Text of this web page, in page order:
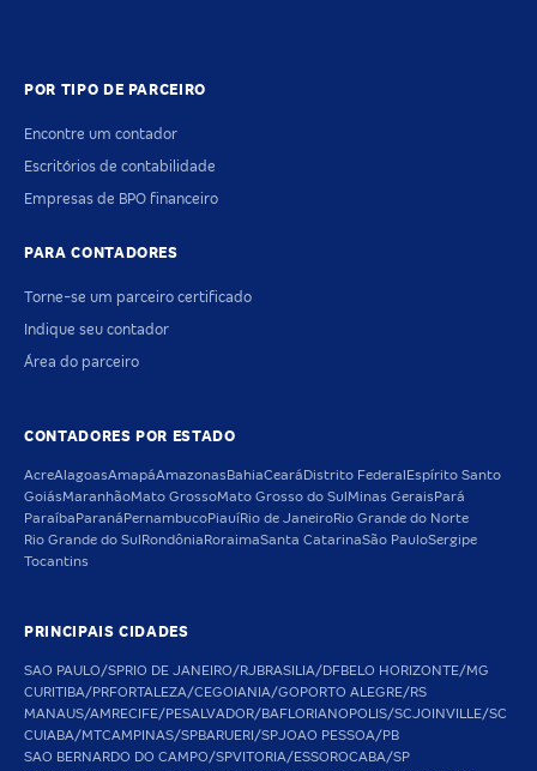
POR TIPO DE PARCEIRO
Encontre um contador
Escritórios de contabilidade
Empresas de BPO financeiro
PARA CONTADORES
Torne-se um parceiro certificado
Indique seu contador
Área do parceiro
CONTADORES POR ESTADO
AcreAlagoasAmapáAmazonas BahiaCeará Distrito Federal Espírito Santo
GoiásMaranhãoMato GrossoMato Grosso do Sul Minas Gerais Pará
Paraíba Paraná PernambucoPiauíRio de JaneiroRio Grande do Norte
Rio Grande do Sul Rondônia RoraimaSanta CatarinaSão PauloSergipe
Tocantins
PRINCIPAIS CIDADES
SAO PAULO/SPRIO DE JANEIRO/RJBRASILIA/DFBELO HORIZONTE/MG
CURITIBA/PRFORTALEZA/CEGOIANIA/GOPORTO ALEGRE/RS
MANAUS/AMRECIFE/PESALVADOR/BAFLORIANOPOLIS/SCJOINVILLE/SC
CUIABA/MTCAMPINAS/SPBARUERI/SPJOAO PESSOA/PB
SAO BERNARDO DO CAMPO/SPVITORIA/ESSOROCABA/SP